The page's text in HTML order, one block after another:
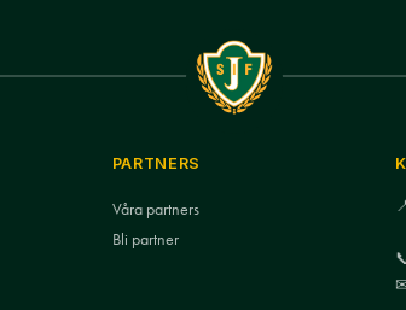
PARTNERS
Våra partners
Bli partner